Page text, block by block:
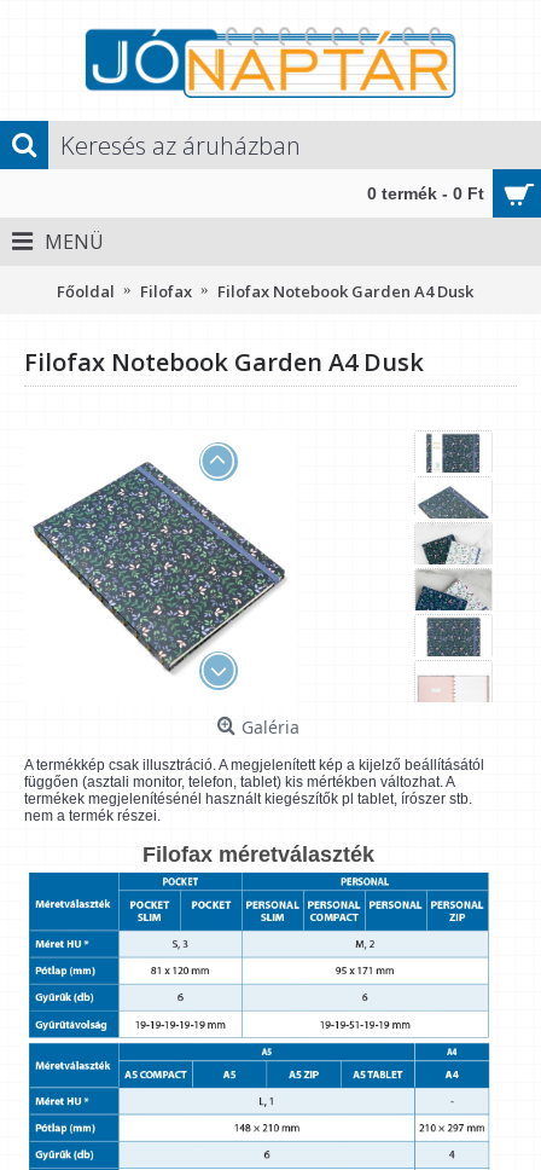
0 termék - 0 Ft
MENÜ
Főoldal Filofax Filofax Notebook Garden A4 Dusk
Filofax Notebook Garden A4 Dusk
Galéria
A termékkép csak illusztráció. A megjelenített kép a kijelző beállításától
függően (asztali monitor, telefon, tablet) kis mértékben változhat. A
termékek megjelenítésénél használt kiegészítők pl tablet, írószer stb.
nem a termék részei.
Filofax méretválaszték